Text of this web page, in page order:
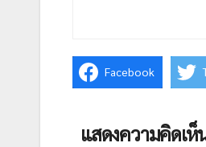
Facebook
แสดงความคิดเห็